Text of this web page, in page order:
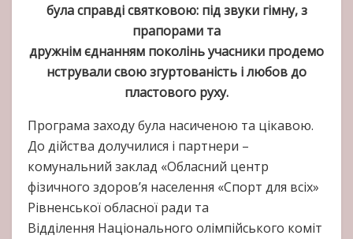
була справді святковою: під звуки гімну, з
прапорами та
дружнім єднанням поколінь учасники продемо
нстрували свою згуртованість і любов до
пластового руху.
Програма заходу була насиченою та цікавою.
До дійства долучилися і партнери –
комунальний заклад «Обласний центр
фізичного здоров’я населення «Спорт для всіх»
Рівненської обласної ради та
Відділення Національного олімпійського коміт